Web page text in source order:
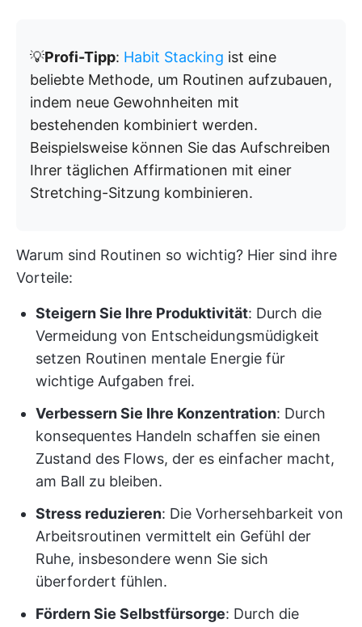
💡Profi-Tipp: Habit Stacking ist eine
beliebte Methode, um Routinen aufzubauen,
indem neue Gewohnheiten mit
bestehenden kombiniert werden.
Beispielsweise können Sie das Aufschreiben
Ihrer täglichen Affirmationen mit einer
Stretching-Sitzung kombinieren.
Warum sind Routinen so wichtig? Hier sind ihre
Vorteile:
Steigern Sie Ihre Produktivität: Durch die
Vermeidung von Entscheidungsmüdigkeit
setzen Routinen mentale Energie für
wichtige Aufgaben frei.
Verbessern Sie Ihre Konzentration: Durch
konsequentes Handeln schaffen sie einen
Zustand des Flows, der es einfacher macht,
am Ball zu bleiben.
Stress reduzieren: Die Vorhersehbarkeit von
Arbeitsroutinen vermittelt ein Gefühl der
Ruhe, insbesondere wenn Sie sich
überfordert fühlen.
Fördern Sie Selbstfürsorge: Durch die